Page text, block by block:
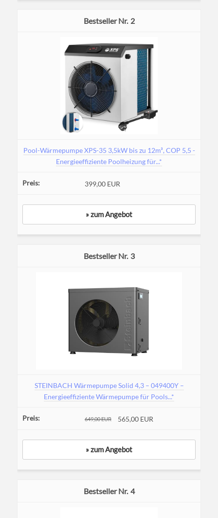
2
Pool-Wärmepumpe XPS-35 3,5kW bis zu 12m³, COP 5,5 -
Energieeffiziente Poolheizung für...*
399,00 EUR
» zum Angebot
3
STEINBACH Wärmepumpe Solid 4,3 – 049400Y –
Energieeffiziente Wärmepumpe für Pools...*
649,00 EUR 565,00 EUR
» zum Angebot
4